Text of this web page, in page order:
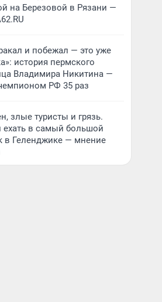
на Березовой в Рязани —
и побежал — это уже
история пермского
Владимира Никитина —
РФ 35 раз
злые туристы и грязь.
ехать в самый большой
в Геленджике — мнение